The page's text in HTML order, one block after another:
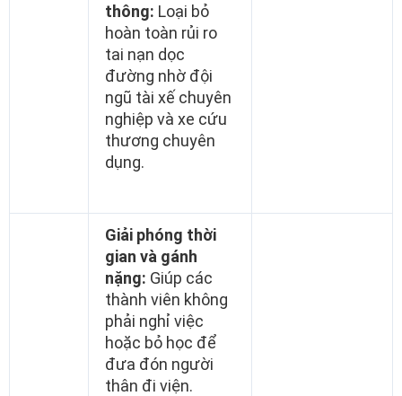
thông: Loại bỏ
hoàn toàn rủi ro
tai nạn dọc
đường nhờ đội
ngũ tài xế chuyên
nghiệp và xe cứu
thương chuyên
dụng.
Giải phóng thời
gian và gánh
nặng: Giúp các
thành viên không
phải nghỉ việc
hoặc bỏ học để
đưa đón người
thân đi viện.